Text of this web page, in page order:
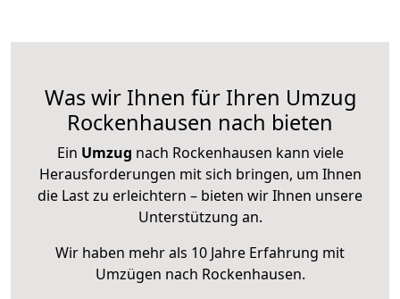
Was wir Ihnen für Ihren Umzug
Rockenhausen nach bieten
Ein Umzug nach Rockenhausen kann viele
Herausforderungen mit sich bringen, um Ihnen
die Last zu erleichtern – bieten wir Ihnen unsere
Unterstützung an.
Wir haben mehr als 10 Jahre Erfahrung mit
Umzügen nach Rockenhausen.